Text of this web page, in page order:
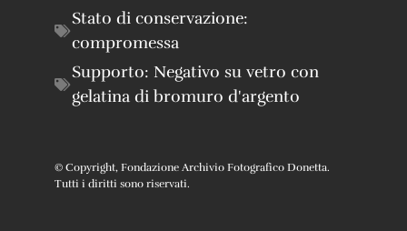
Stato di conservazione:
compromessa
Supporto: Negativo su vetro con
gelatina di bromuro d'argento
© Copyright, Fondazione Archivio Fotografico Donetta.
Tutti i diritti sono riservati.